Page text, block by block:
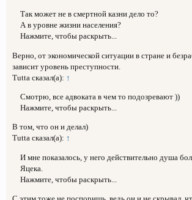
Так может не в смертной казни дело то?
А в уровне жизни населения?
Нажмите, чтобы раскрыть...
Верно, от экономической ситуации в стране и
зависит уровень преступности.
Tutta сказал(а): ↑
Смотрю, все адвоката в чем то подозревают ))
Нажмите, чтобы раскрыть...
В том, что он и делал)
Tutta сказал(а): ↑
И мне показалось, у него действительно душа
Яцека.
Нажмите, чтобы раскрыть...